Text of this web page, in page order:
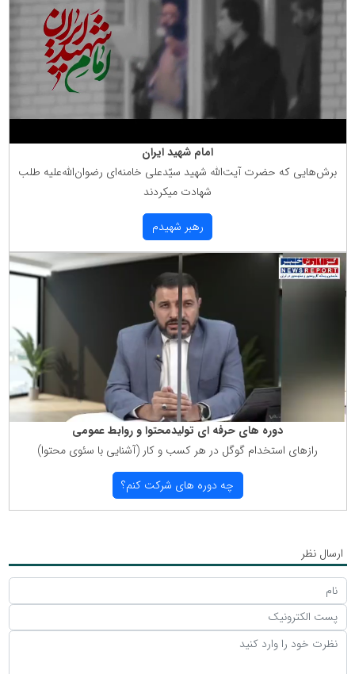
امام شهید ایران
برش‌هایی كه حضرت آیت‌الله شهید سیّدعلی خامنه‌ای رضوان‌الله‌علیه طلب
شهادت میكردند
رهبر شهیدم
دوره های حرفه ای تولیدمحتوا و روابط عمومی
رازهای استخدام گوگل در هر كسب و كار (آشنایی با سئوی محتوا)
چه دوره های شركت كنم؟
ارسال نظر